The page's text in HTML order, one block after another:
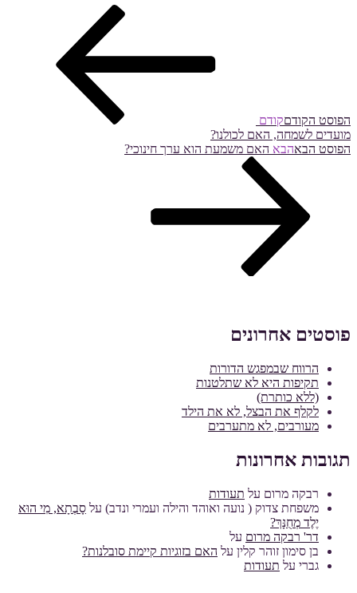
הפוסט הקודםקודם
מועדים לשמחה, האם לכולנו?
הפוסט הבאהבא האם משמעת הוא ערך חינוכי?
פוסטים אחרונים
הרווח שבמפגש הדורות
תקיפות היא לא שתלטנות
(ללא כותרת)
לקלף את הבצל, לא את הילד
מעורבים, לא מתערבים
תגובות אחרונות
רבקה מרום על תעודות
משפחת צדוק ( נועה ואוהד והילה ועמרי ונדב) על סָבְתָא, מִי הוּא
יֶלֶד מְחֻנָּךְ?
דר' רבקה מרום על
בן סימון זוהר קלין על האם בזוגיות קיימת סובלנות?
גברי על תעודות